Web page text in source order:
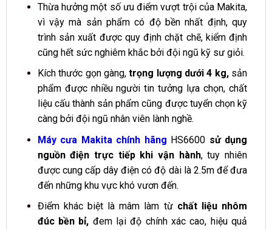
Thừa hưởng một số ưu điểm vượt trội của Makita,
vì vậy mà sản phẩm có độ bền nhất định, quy
trình sản xuất được quy định chặt chẽ, kiểm định
cũng hết sức nghiêm khắc bởi đội ngũ kỹ sư giỏi.
Kích thước gọn gàng,trọng lượng dưới 4 kg,sản
phẩm được nhiều người tin tưởng lựa chọn, chất
liệu cấu thành sản phẩm cũng được tuyển chọn kỹ
càng bởi đội ngũ nhân viên lành nghề.
Máy cưa Makita chính hãng HS6600 sử dụng
nguồn điện trực tiếp khi vận hành, tuy nhiên
được cung cấp dây điện có độ dài là 2.5m để đưa
đến những khu vực khó vươn đến.
Điểm khác biệt là mâm làm từchất liệu nhôm
đúc bền bỉ, đem lại độ chính xác cao, hiệu quả